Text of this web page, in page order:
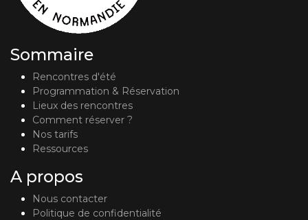
Sommaire
Rencontres d'été
Programmation & Réservation
Lieux des rencontres
Comment réserver ?
Nos tarifs
Ressources
A propos
Nous contacter
Politique de confidentialité